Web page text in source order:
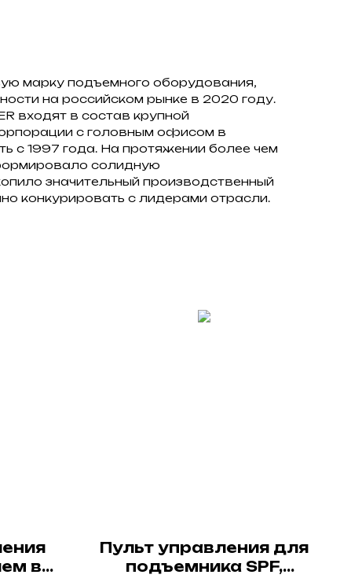
марку подъемного оборудования,
на российском рынке в 2020 году.
входят в состав крупной
с головным офисом в
с 1997 года. На протяжении более чем
солидную
значительный производственный
конкурировать с лидерами отрасли.
в
Пульт управления для
подъемника SPF,